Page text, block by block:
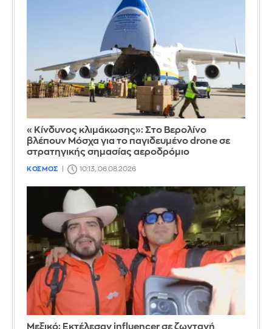
«Κίνδυνος κλιμάκωσης»: Στο Βερολίνο
βλέπουν Μόσχα για το παγιδευμένο drone σε
στρατηγικής σημασίας αεροδρόμιο
ΚΟΣΜΟΣ 10:13, 06.08.2026
Μεξικό: Εκτέλεσαν influencer σε ζωντανή